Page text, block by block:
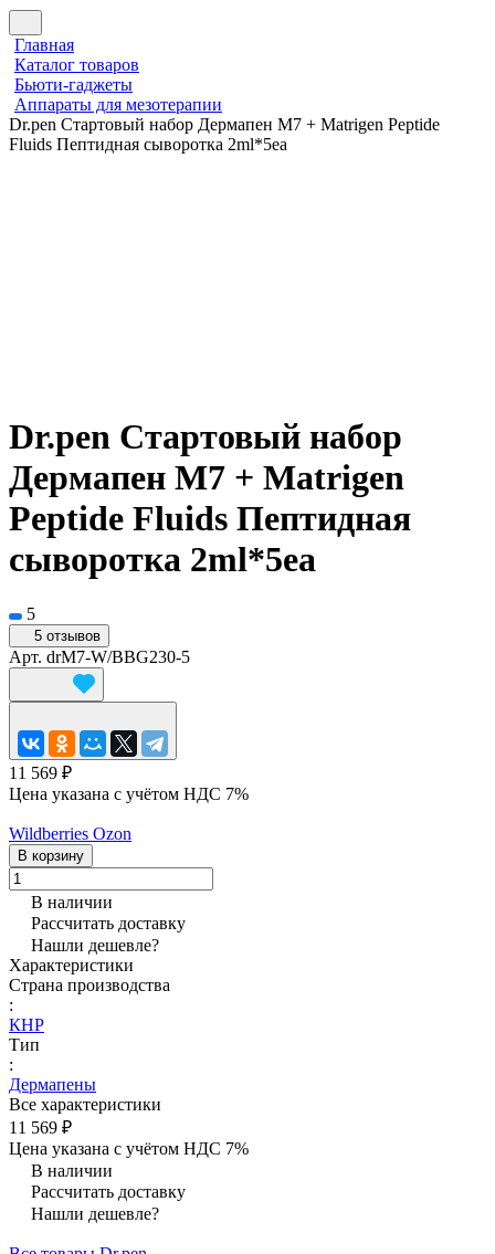
Главная
Каталог товаров
Бьюти-гаджеты
Аппараты для мезотерапии
Dr.pen Стартовый набор Дермапен M7 + Matrigen Peptide
Fluids Пептидная сыворотка 2ml*5ea
Dr.pen Стартовый набор
Дермапен M7 + Matrigen
Peptide Fluids Пептидная
сыворотка 2ml*5ea
5
5 отзывов
Арт. drM7-W/BBG230-5
11 569 ₽
Цена указана с учётом НДС 7%
Wildberries Ozon
В корзину
В наличии
Рассчитать доставку
Нашли дешевле?
Характеристики
Страна производства
:
КНР
Тип
:
Дермапены
Все характеристики
11 569 ₽
Цена указана с учётом НДС 7%
В наличии
Рассчитать доставку
Нашли дешевле?